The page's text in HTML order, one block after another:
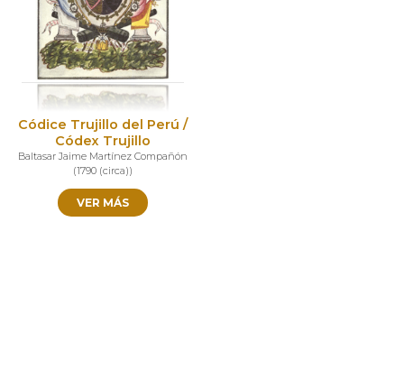
Códice Trujillo del Perú /
Códex Trujillo
Baltasar Jaime Martínez Compañón
(1790 (circa))
VER MÁS